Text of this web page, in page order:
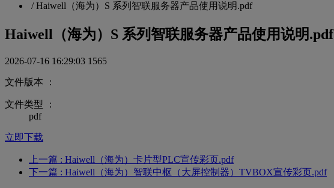
/Haiwell（海为）S 系列智联服务器产品使用说明.pdf
Haiwell（海为）S 系列智联服务器产品使用说明.pdf
2026-07-16 16:29:03 1565
文件版本 ：
文件类型 ：
pdf
立即下载
上一篇 : Haiwell（海为）卡片型PLC宣传彩页.pdf
下一篇 : Haiwell（海为）智联中枢（大屏控制器）TVBOX宣传彩页.pdf